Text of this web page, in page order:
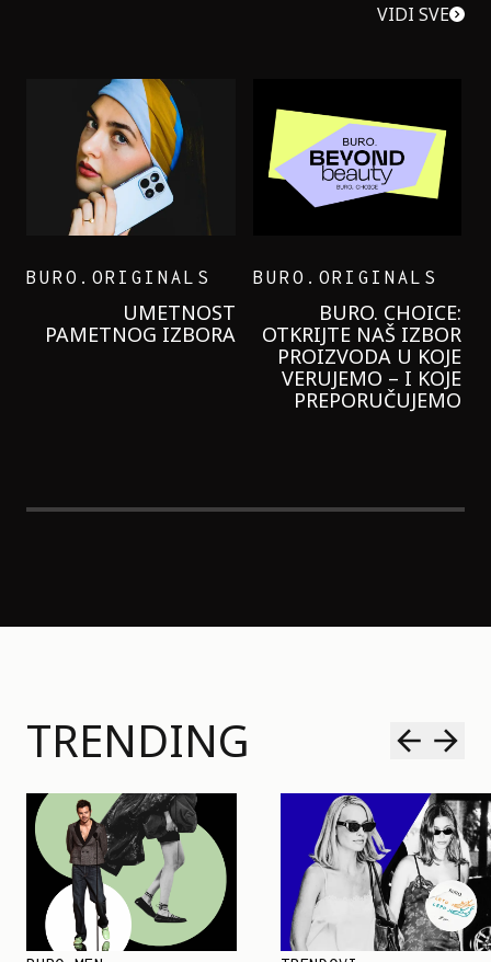
VIDI SVE
GARNIER KREMU I
NIKADA NIŠTA
LAGANIJE NISAM
KORISTILA
TRENDING